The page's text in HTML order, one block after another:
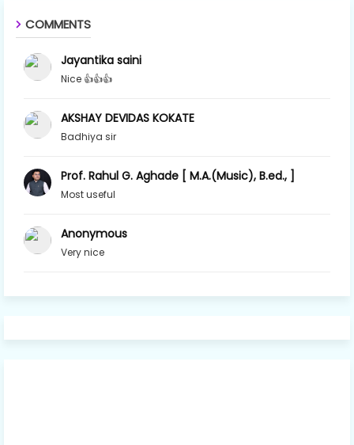
COMMENTS
Jayantika saini
Nice 👍👍👍
AKSHAY DEVIDAS KOKATE
Badhiya sir
Prof. Rahul G. Aghade [ M.A.(Music), B.ed., ]
Most useful
Anonymous
Very nice